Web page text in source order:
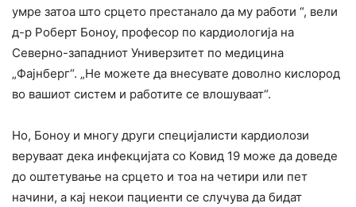
умре затоа што срцето престанало да му работи “, вели
д-р Роберт Боноу, професор по кардиологија на
Северно-западниот Универзитет по медицина
„Фајнберг“. „Не можете да внесувате доволно кислород
во вашиот систем и работите се влошуваат“.
Но, Боноу и многу други специјалисти кардиолози
веруваат дека инфекцијата со Ковид 19 може да доведе
до оштетување на срцето и тоа на четири или пет
начини, а кај некои пациенти се случува да бидат